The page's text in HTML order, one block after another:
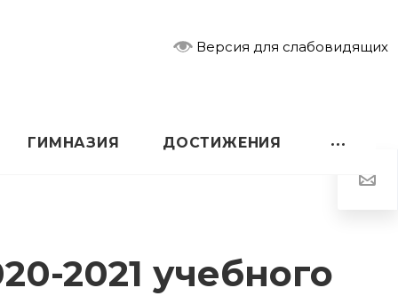
Версия для слабовидящих
ГИМНАЗИЯ ДОСТИЖЕНИЯ
2021 учебного